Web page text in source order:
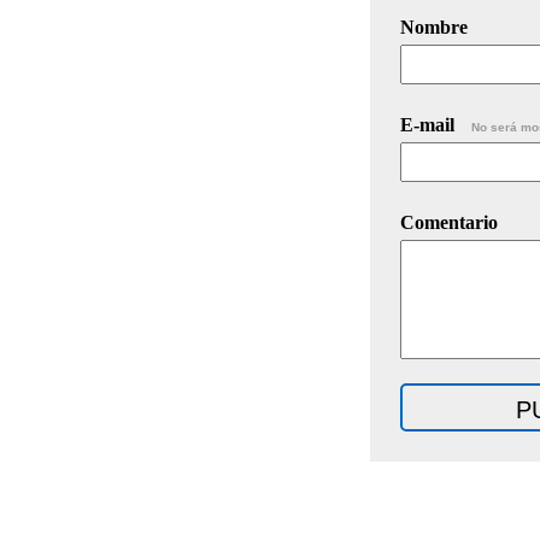
Nombre
E-mail No será
Comentario